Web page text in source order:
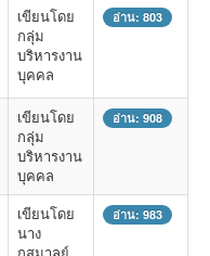
เขียนโดย
กลุ่ม
บริหารงาน
บุคคล
อ่าน: 803
เขียนโดย
กลุ่ม
บริหารงาน
บุคคล
อ่าน: 908
เขียนโดย
นาง
อ่าน: 983